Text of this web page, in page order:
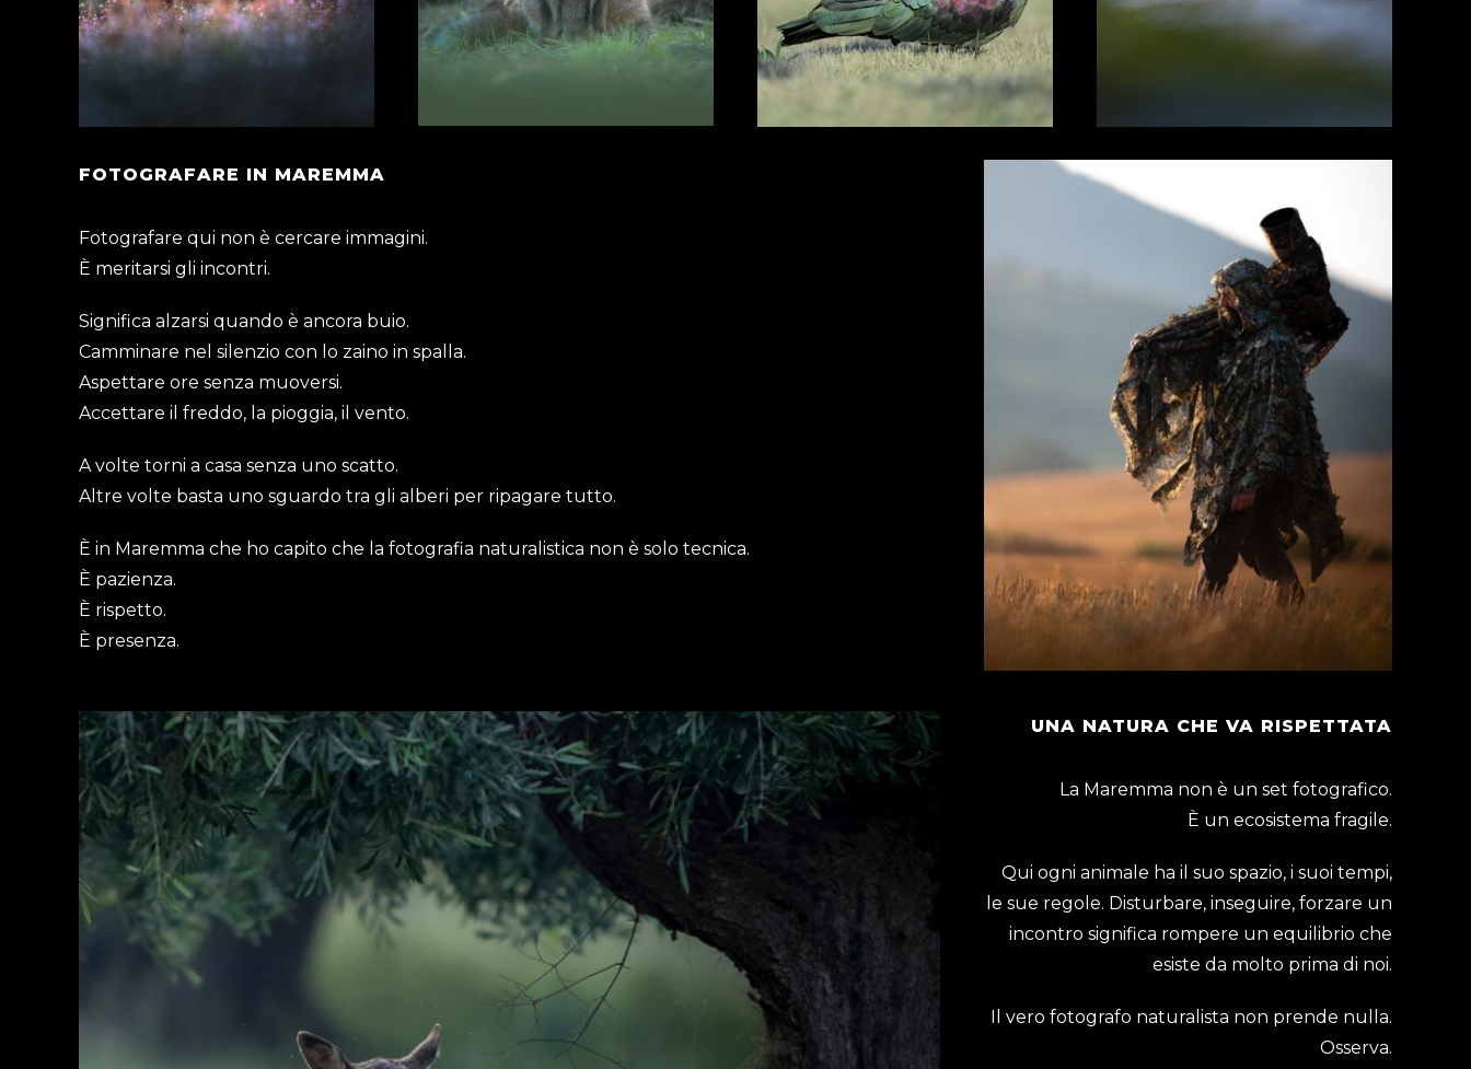
FOTOGRAFARE IN MAREMMA
Fotografare qui non è cercare immagini.
È meritarsi gli incontri.
Significa alzarsi quando è ancora buio.
Camminare nel silenzio con lo zaino in spalla.
Aspettare ore senza muoversi.
Accettare il freddo, la pioggia, il vento.
A volte torni a casa senza uno scatto.
Altre volte basta uno sguardo tra gli alberi per ripagare tutto.
È in Maremma che ho capito che la fotografia naturalistica non è solo tecnica.
È pazienza.
È rispetto.
È presenza.
UNA NATURA CHE VA RISPETTATA
La Maremma non è un set fotografico.
È un ecosistema fragile.
Qui ogni animale ha il suo spazio, i suoi tempi,
le sue regole. Disturbare, inseguire, forzare un
incontro significa rompere un equilibrio che
esiste da molto prima di noi.
Il vero fotografo naturalista non prende nulla.
Osserva.